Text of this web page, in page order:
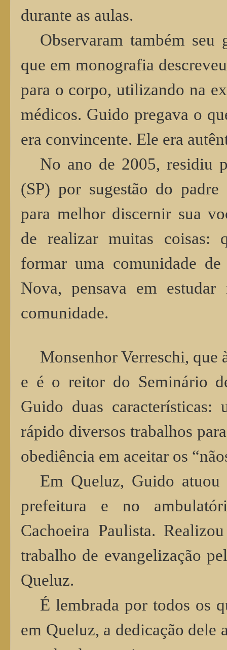
durante as aulas.
Observaram também seu
que em monografia
para o corpo, utilizando na
médicos. Guido pregava o
era convincente. Ele era
No ano de 2005, residiu
(SP) por sugestão do
para melhor discernir sua
de realizar muitas coisas:
formar uma comunidade
Nova, pensava em
comunidade.
Monsenhor Verreschi, que
e é o reitor do Seminário
Guido duas características:
rápido diversos trabalhos
obediência em aceitar os
Em Queluz, Guido
prefeitura e no
Cachoeira Paulista.
trabalho de evangelização
Queluz.
É lembrada por todos os
em Queluz, a dedicação dele